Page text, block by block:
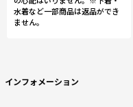
水着など一部商品は返品ができ
ません。
インフォメーション